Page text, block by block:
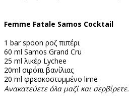
Femme Fatale Samos Cocktail
1 bar spoon ροζ πιπέρι
60 ml Samos Grand Cru
25 ml λικέρ Lychee
20ml σιρόπι βανίλιας
20 ml φρεσκοστυμμένο lime
Aνακατεύετε όλα μαζί και σερβίρετε.